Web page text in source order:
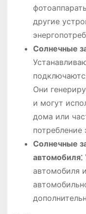
другие
Солнечные
Они
и могут
дома или
потребление
Солнечные
автомобиля⁚
автомобиля